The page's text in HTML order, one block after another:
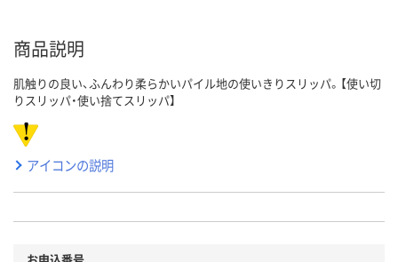
商品説明
肌触りの良い、ふんわり柔らかいパイル地の使いきりスリッパ。【使い切
りスリッパ・使い捨てスリッパ】
アイコンの説明